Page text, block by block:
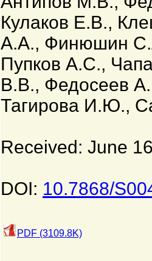
Кулаков Е.В.,
А.А., Финюшин
Пупков А.С.,
В.В., Федосеев
Тагирова И.Ю.,
Received: June
DOI: 10.7868/
PDF (3109.8K)